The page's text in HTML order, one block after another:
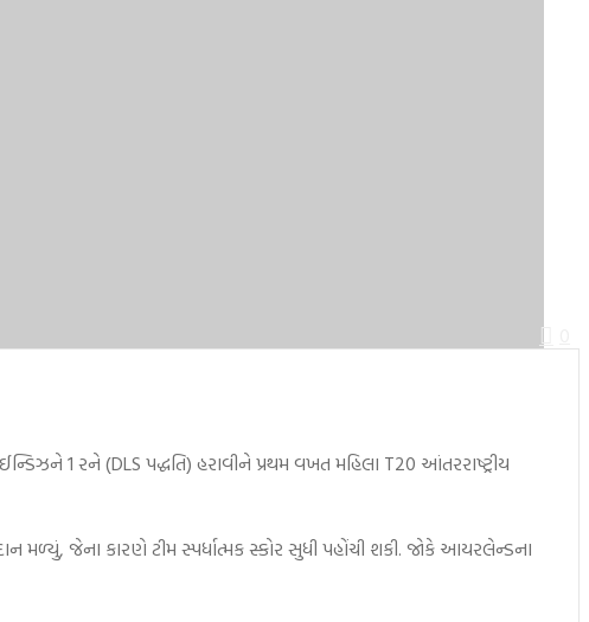
1 રને (DLS પદ્ધતિ) હરાવીને પ્રથમ વખત મહિલા T20 આંતરરાષ્ટ્રીય
મળ્યું, જેના કારણે ટીમ સ્પર્ધાત્મક સ્કોર સુધી પહોંચી શકી. જોકે આયરલેન્ડના